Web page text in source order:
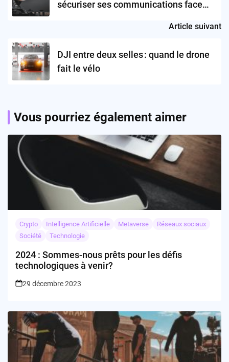
sécuriser ses communications face
alliance entre géants et startups ?
Article suivant
DJI entre deux selles : quand le drone
fait le vélo
Vous pourriez également aimer
Crypto Intelligence Artificielle Metaverse
Réseaux sociaux
Société
Technologie
2024 : Sommes-nous prêts pour les défis
technologiques à venir?
29 décembre 2023